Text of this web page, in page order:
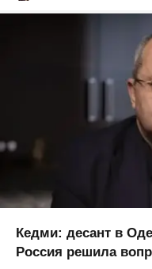
Кедми: десант в
Россия решила